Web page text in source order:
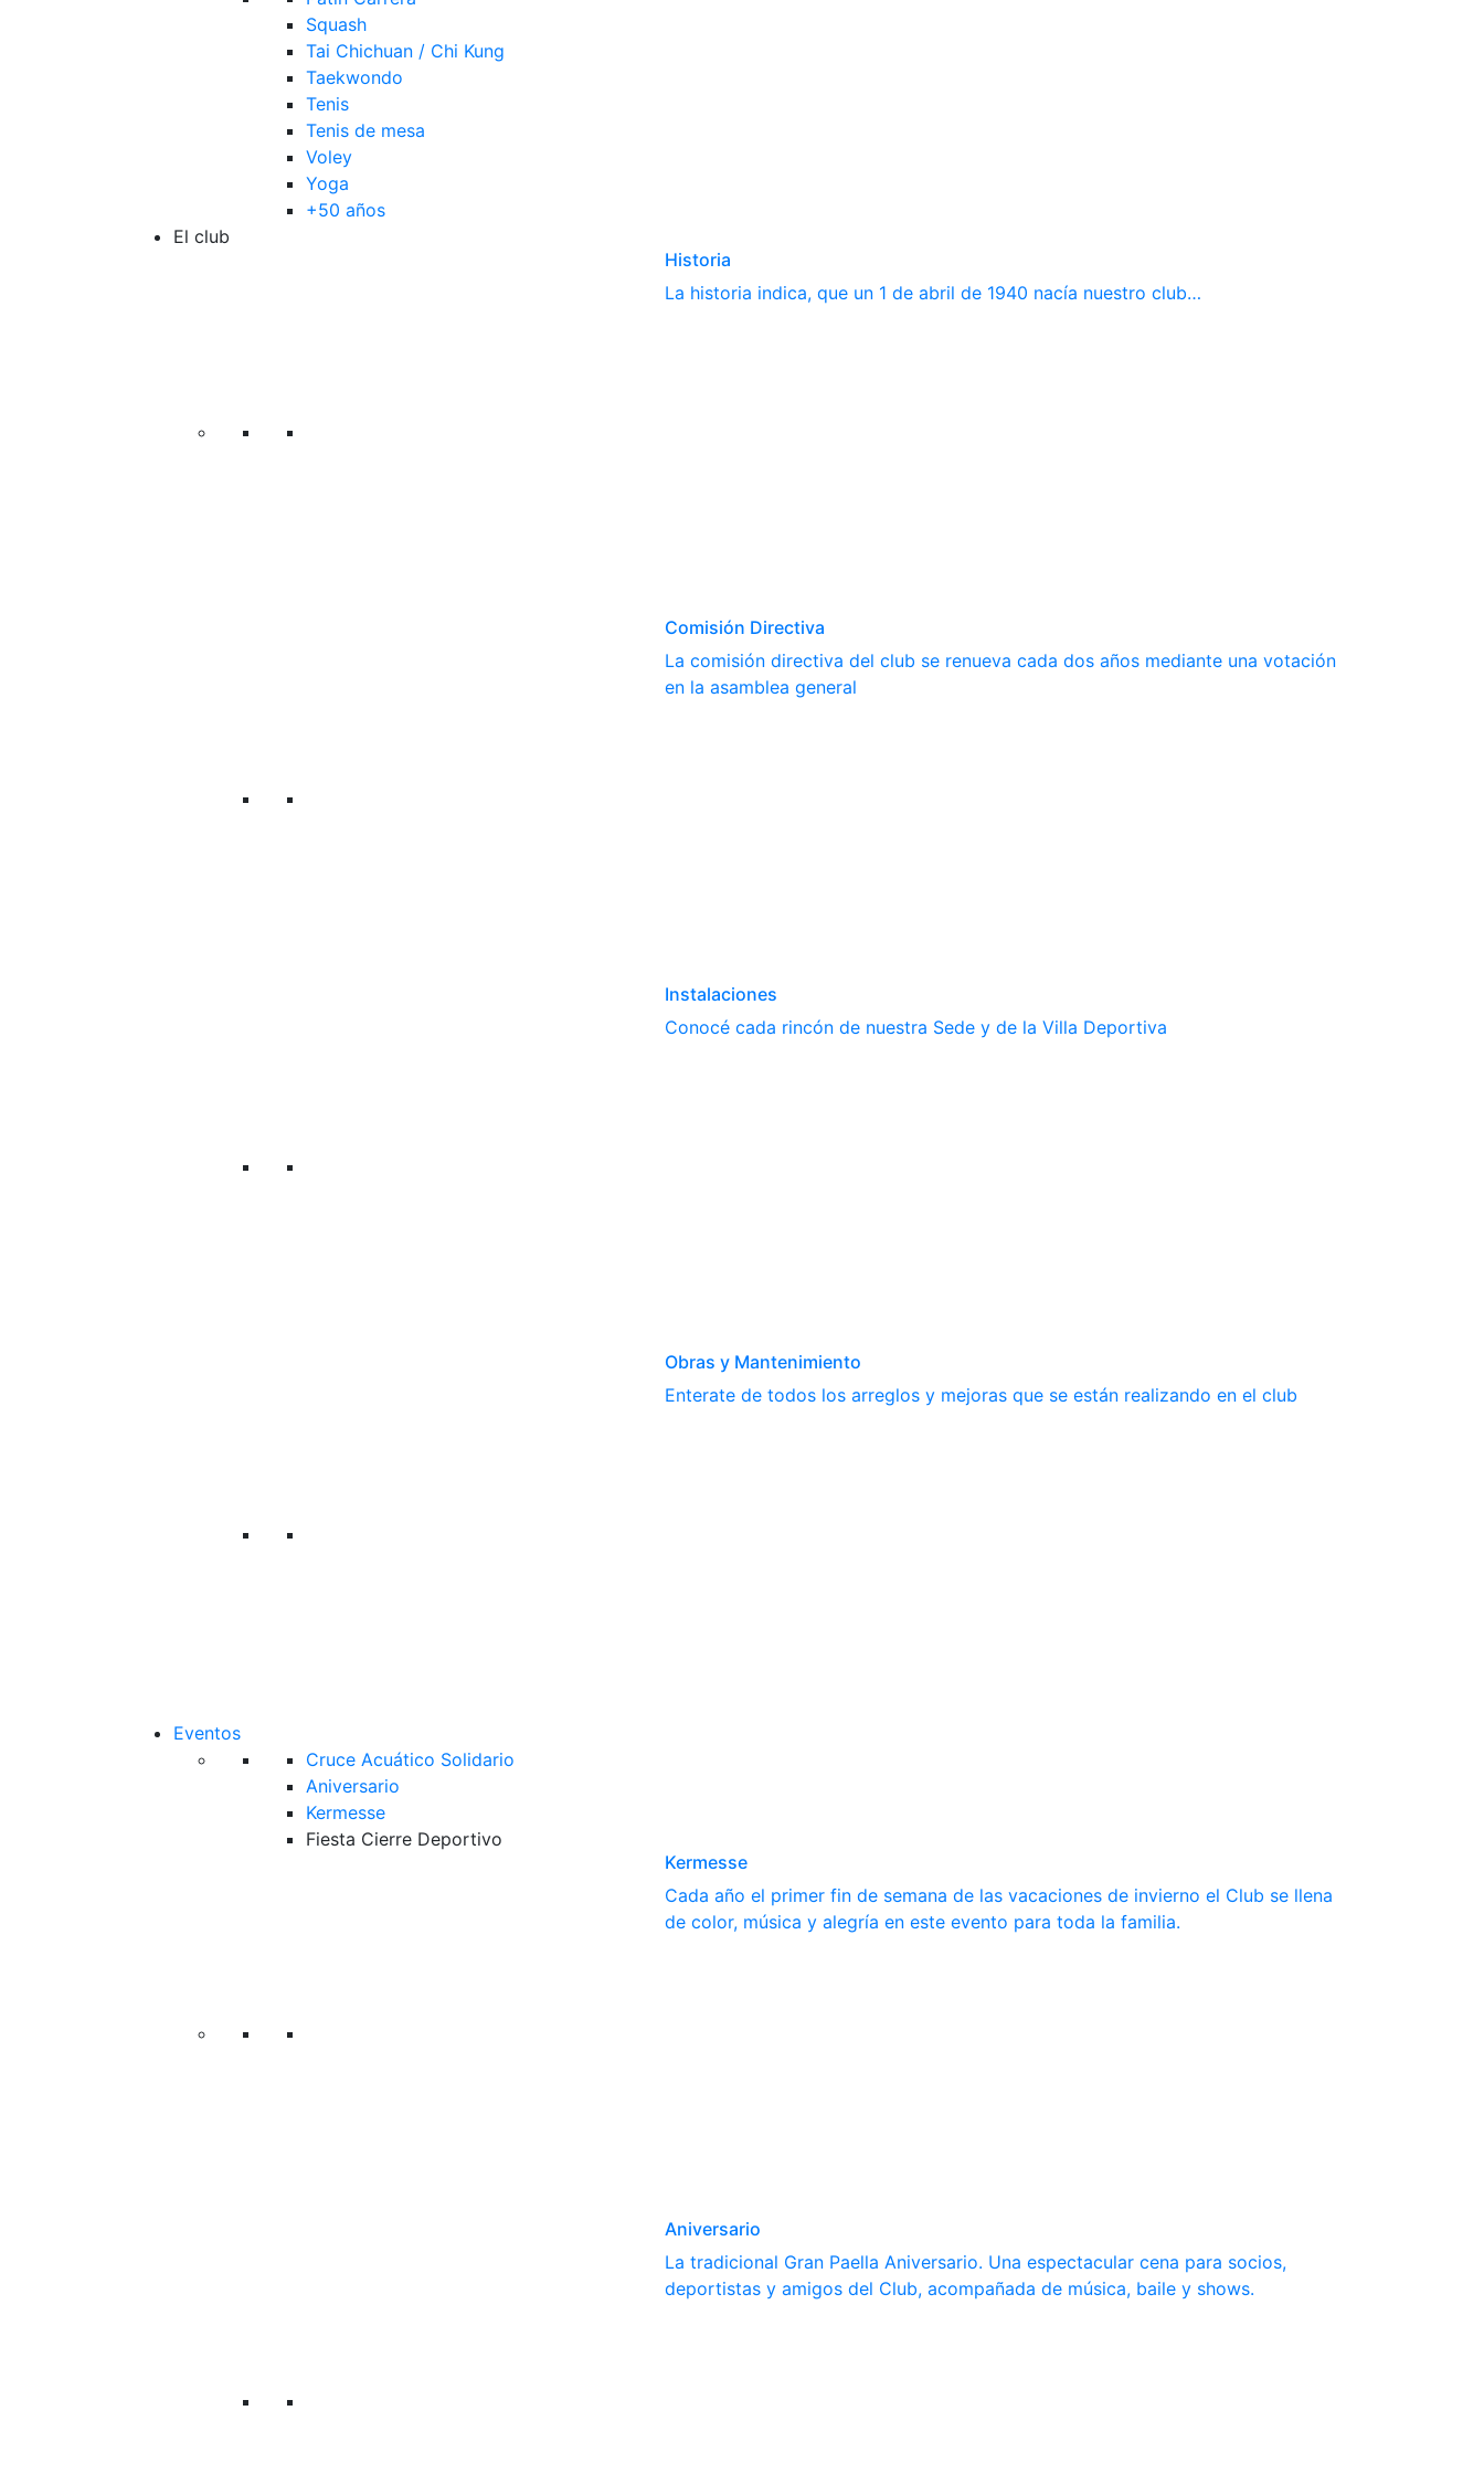
Squash
Tai Chichuan / Chi Kung
Taekwondo
Tenis
Tenis de mesa
Voley
Yoga
+50 años
El club
Historia
La historia indica, que un 1 de abril de 1940 nacía nuestro club…
Comisión Directiva
La comisión directiva del club se renueva cada dos años mediante una votación
en la asamblea general
Instalaciones
Conocé cada rincón de nuestra Sede y de la Villa Deportiva
Obras y Mantenimiento
Enterate de todos los arreglos y mejoras que se están realizando en el club
Eventos
Cruce Acuático Solidario
Aniversario
Kermesse
Fiesta Cierre Deportivo
Kermesse
Cada año el primer fin de semana de las vacaciones de invierno el Club se llena
de color, música y alegría en este evento para toda la familia.
Aniversario
La tradicional Gran Paella Aniversario. Una espectacular cena para socios,
deportistas y amigos del Club, acompañada de música, baile y shows.